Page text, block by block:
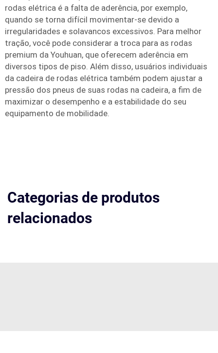
rodas elétrica é a falta de aderência, por exemplo,
quando se torna difícil movimentar-se devido a
irregularidades e solavancos excessivos. Para melhor
tração, você pode considerar a troca para as rodas
premium da Youhuan, que oferecem aderência em
diversos tipos de piso. Além disso, usuários individuais
da cadeira de rodas elétrica também podem ajustar a
pressão dos pneus de suas rodas na cadeira, a fim de
maximizar o desempenho e a estabilidade do seu
equipamento de mobilidade.
Categorias de produtos
relacionados